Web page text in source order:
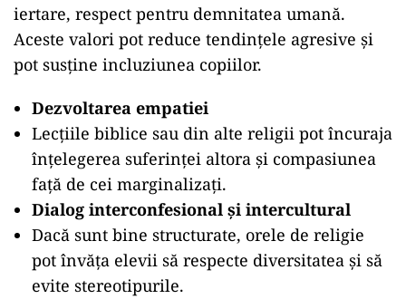
iertare, respect pentru demnitatea umană.
Aceste valori pot reduce tendințele agresive și
pot susține incluziunea copiilor.
Dezvoltarea empatiei
Lecțiile biblice sau din alte religii pot încuraja
înțelegerea suferinței altora și compasiunea
față de cei marginalizați.
Dialog interconfesional și intercultural
Dacă sunt bine structurate, orele de religie
pot învăța elevii să respecte diversitatea și să
evite stereotipurile.